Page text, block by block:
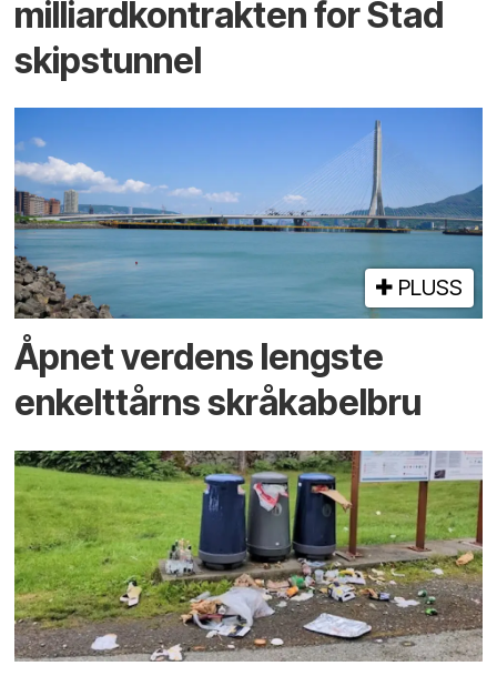
milliardkontrakten for Stad
skipstunnel
PLUSS
Åpnet verdens lengste
enkelt­tårns skrå­kabel­bru